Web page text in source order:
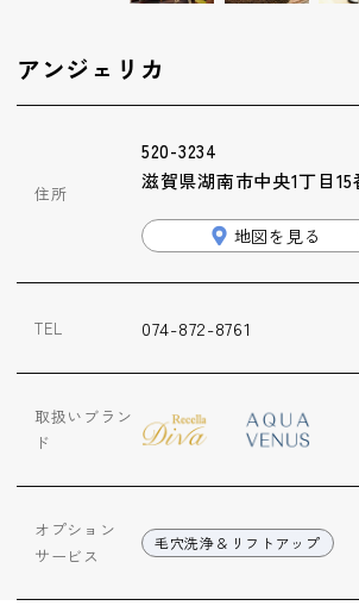
アンジェリカ
住所
520-3234
滋賀県湖南市中央1丁目15
地図を見る
TEL 074-872-8761
取扱いブラン
ド
オプション
サービス
毛穴洗浄＆リフトアップ